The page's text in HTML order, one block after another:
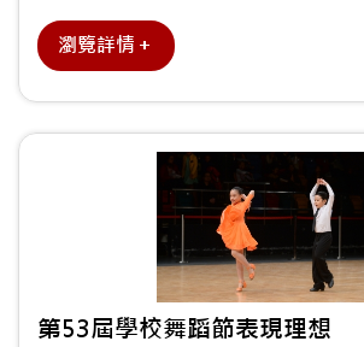
瀏覽詳情＋
第53屆學校舞蹈節表現理想